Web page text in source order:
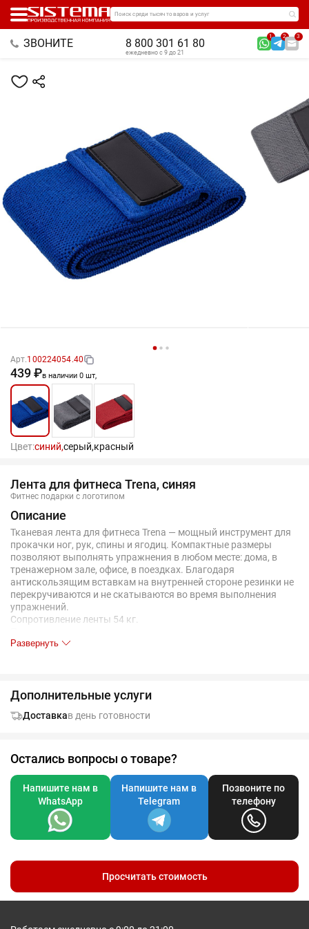
Поиск среди тысяч товаров и услуг
ЗВОНИТЕ 8 800 301 61 80
1 2 3
ежедневно с 9 до 21
Арт.100224054.40
439 ₽в наличии 0 шт,
Цвет:синий,серый,красный
Лента для фитнеса Trena, синяя
Фитнес подарки с логотипом
Описание
Тканевая лента для фитнеса Trena — мощный инструмент для
прокачки ног, рук, спины и ягодиц. Компактные размеры
позволяют выполнять упражнения в любом месте: дома, в
тренажерном зале, офисе, в поездках. Благодаря
антискользящим вставкам на внутренней стороне резинки не
перекручиваются и не скатываются во время выполнения
упражнений.
Сопротивление ленты 54 кг.
Развернуть
Дополнительные услуги
Доставкав день готовности
Остались вопросы о товаре?
Напишите нам в
WhatsApp
Напишите нам в
Telegram
Позвоните по
телефону
Просчитать стоимость